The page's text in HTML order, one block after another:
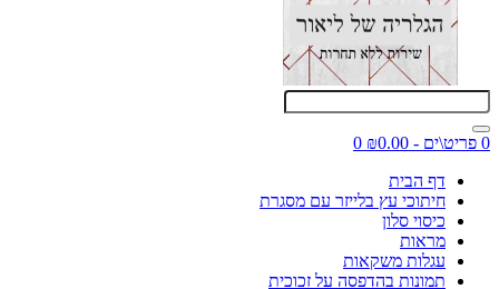
0 פריט\ים - ₪0.00
0
דף הבית
חיתוכי עץ בלייזר עם מסגרת
כיסוי סלון
מראות
עגלות משקאות
תמונות בהדפסה על זכוכית